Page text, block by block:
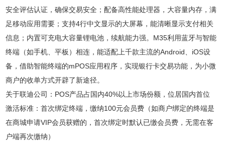
安全评估认证，确保交易安全；配备高性能处理器，大容量内存，满
足移动应用需要；支持4行中文显示的大屏幕，能清晰显示支付相关
信息；内置可充电大容量锂电池，续航能力强。M35利用蓝牙与智能
终端（如手机、平板）相连，能适配上千款主流的Android、iOS设
备，借助智能终端的mPOS应用程序，实现银行卡交易功能，为小微
商户的收单方式开辟了新途径。
关于联迪公司：POS产品占国内40%以上市场份额，位居国内首位
激活标准：首次绑定终端，缴纳100元会员费（如商户绑定的终端是
在商城申请VIP会员获赠的，首次绑定时默认已缴会员费，无需在客
户端再次缴纳）